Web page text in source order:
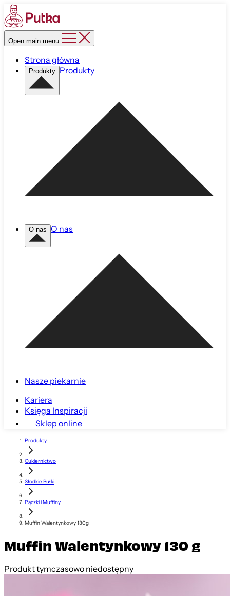
Open main menu
Strona główna
Produkty Produkty
O nas O nas
Nasze piekarnie
Kariera
Księga Inspiracji
Sklep online
Produkty
Cukiernictwo
Słodkie Bułki
Pączki i Muffiny
Muffin Walentynkowy 130g
Muffin Walentynkowy 130 g
Produkt tymczasowo niedostępny